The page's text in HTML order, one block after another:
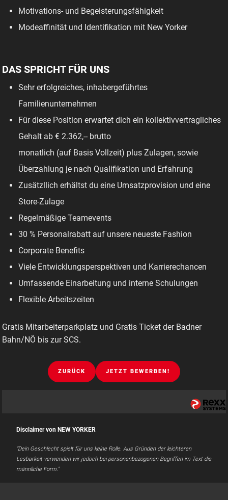
Motivations- und Begeisterungsfähigkeit
Modeaffinität und Identifikation mit New Yorker
DAS SPRICHT FÜR UNS
Sehr erfolgreiches, inhabergeführtes
Familienunternehmen
Für diese Position erwartet dich ein kollektivvertragliches
Gehalt ab € 2.362,-- brutto
monatlich (auf Basis Vollzeit) plus Zulagen, sowie
Überzahlung je nach Qualifikation und Erfahrung
Zusätzllich erhältst du eine Umsatzprovision und eine
Store-Zulage
Regelmäßige Teamevents
30 % Personalrabatt auf unsere neueste Fashion
Corporate Benefits
Viele Entwicklungsperspektiven und Karrierechancen
Umfassende Einarbeitung und interne Schulungen
Flexible Arbeitszeiten
Gratis Mitarbeiterparkplatz und Gratis Ticket der Badner
Bahn/NÖ bis zur SCS.
ZURÜCK JETZT BEWERBEN!
Disclaimer von NEW YORKER
"Dein Geschlecht spielt für uns keine Rolle. Aus Gründen der leichteren
Lesbarkeit verwenden wir jedoch bei personenbezogenen Begriffen im Text die
männliche Form."